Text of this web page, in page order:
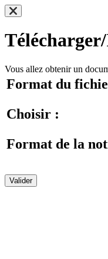
Vous allez obtenir un
Format du
Choisir :
Format de la